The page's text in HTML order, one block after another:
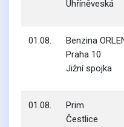
Uhříněveská
01.08.
Benzina
Praha 10
Jižní spojka
01.08.
Prim
Čestlice